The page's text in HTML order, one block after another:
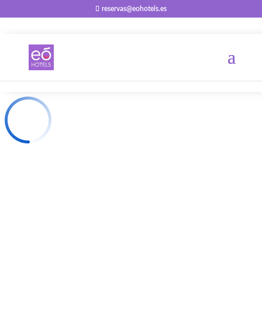
reservas@eohotels.es